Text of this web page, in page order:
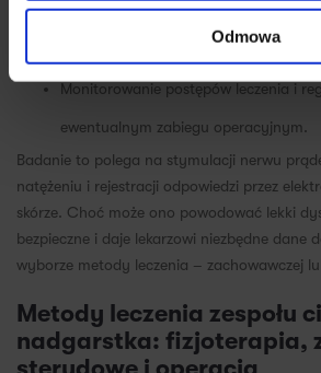
Odmowa
Wykluczenie innych przyczyn
Monitorowanie postępów leczenia i
ewentualnym zabiegu operacyjnym.
Badanie to polega na stymulacji nerwu
natężeniu i rejestracji odpowiedzi przez
skórze. Choć może ono powodować lekki
bezpieczne i daje lekarzowi niezbędne dane
wyborze metody leczenia – zachowawczej
Metody leczenia zespołu
nadgarstka: fizjoterapia,